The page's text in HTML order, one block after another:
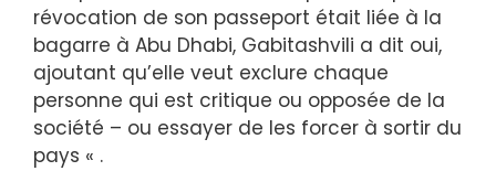
révocation de son passeport était liée à la
bagarre à Abu Dhabi, Gabitashvili a dit oui,
ajoutant qu’elle veut exclure chaque
personne qui est critique ou opposée de la
société – ou essayer de les forcer à sortir du
pays « .